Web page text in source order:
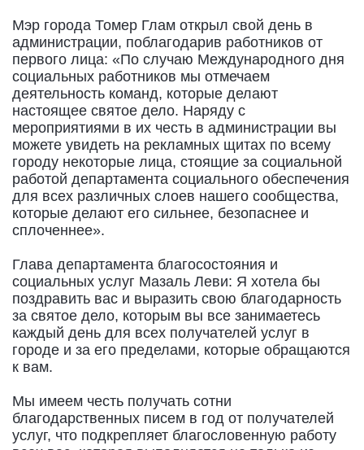
Мэр города Томер Глам открыл свой день в
администрации, поблагодарив работников от
первого лица: «По случаю Международного дня
социальных работников мы отмечаем
деятельность команд, которые делают
настоящее святое дело. Наряду с
мероприятиями в их честь в администрации вы
можете увидеть на рекламных щитах по всему
городу некоторые лица, стоящие за социальной
работой департамента социального обеспечения
для всех различных слоев нашего сообщества,
которые делают его сильнее, безопаснее и
сплоченнее».
Глава департамента благосостояния и
социальных услуг Мазаль Леви: Я хотела бы
поздравить вас и выразить свою благодарность
за святое дело, которым вы все занимаетесь
каждый день для всех получателей услуг в
городе и за его пределами, которые обращаются
к вам.
Мы имеем честь получать сотни
благодарственных писем в год от получателей
услуг, что подкрепляет благословенную работу